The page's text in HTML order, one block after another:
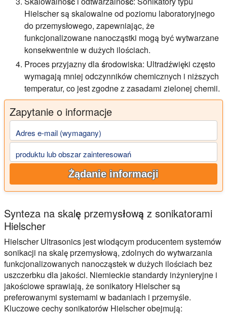
Hielscher są skalowalne od poziomu laboratoryjnego
do przemysłowego, zapewniając, że
funkcjonalizowane nanocząstki mogą być wytwarzane
konsekwentnie w dużych ilościach.
Proces przyjazny dla środowiska: Ultradźwięki często
wymagają mniej odczynników chemicznych i niższych
temperatur, co jest zgodne z zasadami zielonej chemii.
Zapytanie o informacje
Adres e-mail (wymagany)
produktu lub obszar zainteresowań
Żądanie informacji
Synteza na skalę przemysłową z sonikatorami
Hielscher
Hielscher Ultrasonics jest wiodącym producentem systemów
sonikacji na skalę przemysłową, zdolnych do wytwarzania
funkcjonalizowanych nanocząstek w dużych ilościach bez
uszczerbku dla jakości. Niemieckie standardy inżynieryjne i
jakościowe sprawiają, że sonikatory Hielscher są
preferowanymi systemami w badaniach i przemyśle.
Kluczowe cechy sonikatorów Hielscher obejmują: